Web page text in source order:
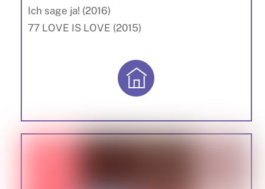
Ich sage ja! (2016)
77 LOVE IS LOVE (2015)